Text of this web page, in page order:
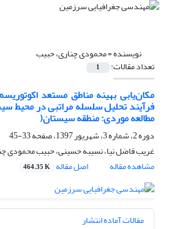
نویسنده =محمودی چناری، حبیب
تعداد مقالات: 1
مکان‌یابی بهینه مناطق مستعد
فرآیند تحلیل سلسله مراتبی در محیط
مطالعه موردی: منطقه سیستان(
دوره 2، شماره 3، شهریور 1397، صفحه
33-45
غریب فاضل نیا، نسیبه حسینی، حبیب محمودی
مشاهده مقاله
اصل مقاله 464.35 K
مقالات آماده انتشار